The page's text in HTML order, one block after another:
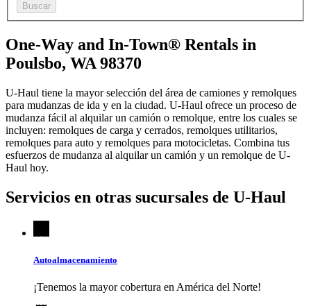
Buscar
One-Way and In-Town® Rentals in
Poulsbo, WA 98370
U-Haul tiene la mayor selección del área de camiones y remolques
para mudanzas de ida y en la ciudad. U-Haul ofrece un proceso de
mudanza fácil al alquilar un camión o remolque, entre los cuales se
incluyen: remolques de carga y cerrados, remolques utilitarios,
remolques para auto y remolques para motocicletas. Combina tus
esfuerzos de mudanza al alquilar un camión y un remolque de U-
Haul hoy.
Servicios en otras sucursales de U-Haul
Autoalmacenamiento
¡Tenemos la mayor cobertura en América del Norte!